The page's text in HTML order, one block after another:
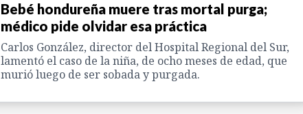
Bebé hondureña muere tras mortal purga;
médico pide olvidar esa práctica
Carlos González, director del Hospital Regional del Sur,
lamentó el caso de la niña, de ocho meses de edad, que
murió luego de ser sobada y purgada.